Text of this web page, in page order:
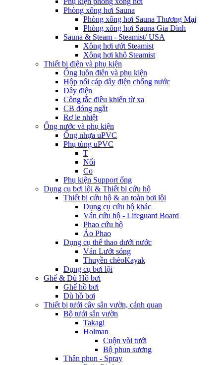
Phòng xông hơi Sauna
Phòng xông hơi Sauna Thương Mại
Phòng xông hơi Sauna Gia Đình
Sauna & Steam - Steamist/ USA
Xông hơi ướt Steamist
Xông hơi khô Steamist
Thiết bị điện và phụ kiện
Ống luồn điện và phụ kiện
Hộp nối cáp dây điện chống nước
Dây điện
Công tắc điều khiển từ xa
CB đóng ngắt
Rơ le nhiệt
Ống nước và phụ kiện
Ống nhựa uPVC
Phụ tùng uPVC
T
Nối
Co
Phụ kiện Support ống
Dụng cụ bơi lội & Thiết bị cứu hộ
Thiết bị cứu hộ & an toàn bơi lội
Dụng cụ cứu hộ khác
Ván cứu hộ - Lifeguard Board
Phao cứu hộ
Áo Phao
Dụng cụ thể thao dưới nước
Ván Lướt sóng
Thuyền chèoKayak
Dụng cụ bơi lội
Ghế & Dù Hồ bơi
Ghế hồ bơi
Dù hồ bơi
Thiết bị tưới cây sân vườn, cảnh quan
Bộ tưới sân vườn
Takagi
Holman
Cuộn vòi tưới
Bộ phun sương
Thân phun - Spray